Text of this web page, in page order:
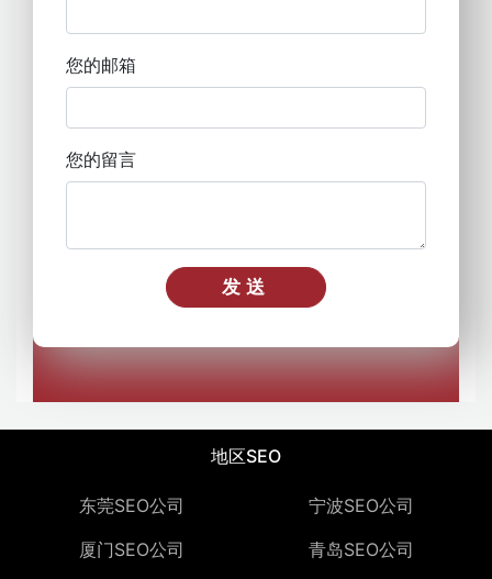
您的邮箱
您的留言
发送
地区SEO
东莞SEO公司
厦门SEO公司
宁波SEO公司
青岛SEO公司